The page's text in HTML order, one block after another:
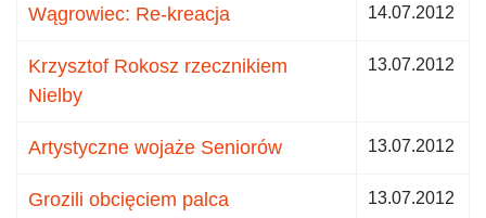
Wągrowiec: Re-kreacja 14.07.2012
Krzysztof Rokosz rzecznikiem
Nielby
13.07.2012
Artystyczne wojaże Seniorów 13.07.2012
Grozili obcięciem palca 13.07.2012